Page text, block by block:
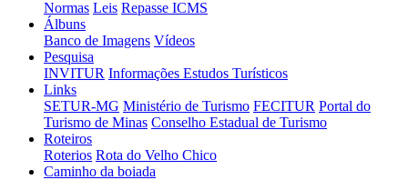
Normas Leis Repasse ICMS
Álbuns
Banco de Imagens Vídeos
Pesquisa
INVITUR Informações Estudos Turísticos
Links
SETUR-MG Ministério de Turismo FECITUR Portal do
Turismo de Minas Conselho Estadual de Turismo
Roteiros
Roterios Rota do Velho Chico
Caminho da boiada